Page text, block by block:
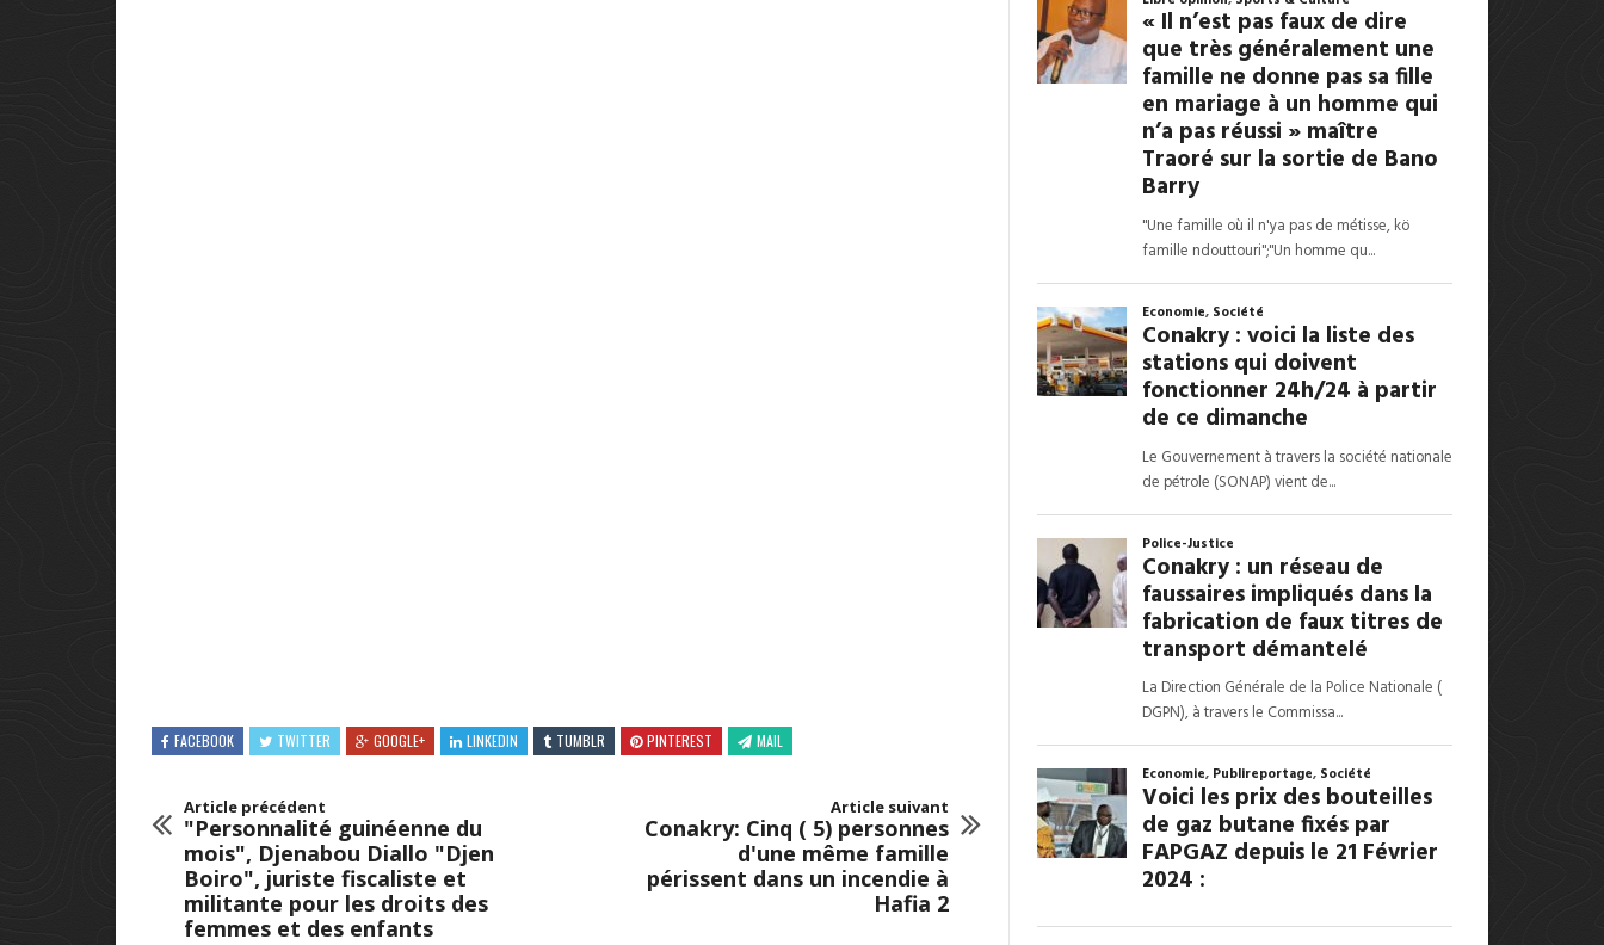
FACEBOOK TWITTER GOOGLE+ LINKEDIN TUMBLR PINTEREST MAIL
Article précédent
"Personnalité guinéenne du
mois", Djenabou Diallo "Djen
Boiro", juriste fiscaliste et
militante pour les droits des
femmes et des enfants
Article suivant
Conakry: Cinq ( 5) personnes
d'une même famille
périssent dans un incendie à
Hafia 2